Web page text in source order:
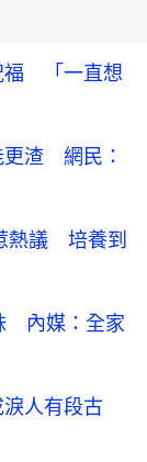
福 「一直想
更渣 網民：
熱議 培養到
內媒：全家
淚人有段古